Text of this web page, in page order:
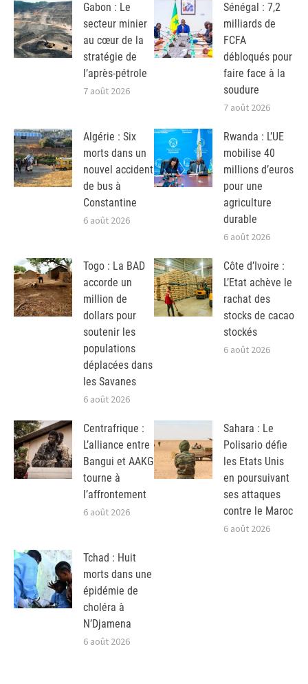
Gabon : Le
secteur minier
au cœur de la
stratégie de
l’après-pétrole
7 août 2026
Sénégal : 7,2
milliards de
FCFA
débloqués pour
faire face à la
soudure
7 août 2026
Algérie : Six
morts dans un
nouvel accident
de bus à
Constantine
6 août 2026
Rwanda : L’UE
mobilise 40
millions d’euros
pour une
agriculture
durable
6 août 2026
Togo : La BAD
accorde un
million de
dollars pour
soutenir les
populations
déplacées dans
les Savanes
6 août 2026
Côte d’Ivoire :
L’Etat achève le
rachat des
stocks de cacao
stockés
6 août 2026
Centrafrique :
L’alliance entre
Bangui et AAKG
tourne à
l’affrontement
6 août 2026
Sahara : Le
Polisario défie
les Etats Unis
en poursuivant
ses attaques
contre le Maroc
6 août 2026
Tchad : Huit
morts dans une
épidémie de
choléra à
N’Djamena
6 août 2026